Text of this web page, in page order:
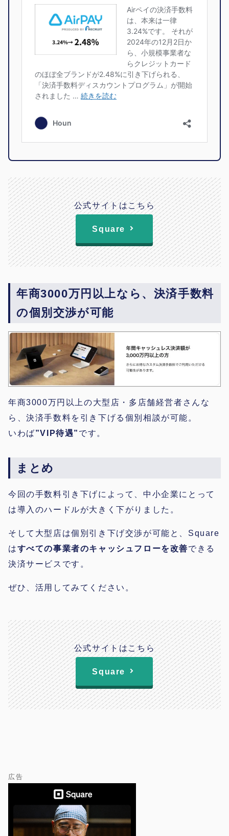
公式サイトはこちら
Square
年商3000万円以上なら、決済手数料
の個別交渉が可能
年商3000万円以上の大型店・​多店舗経営者さんな
ら、決済手数料を引き下げる個別相談が可能。
いわば”VIP待遇” です。
まとめ
今回の手数料引き下げによって、中小企業にとって
は導入のハードルが大きく下がりました。
そして大型店は個別引き下げ交渉が可能と、Square
はすべての事業者のキャッシュフローを改善できる
決済サービスです。
ぜひ、活用してみてください。
公式サイトはこちら
Square
広告